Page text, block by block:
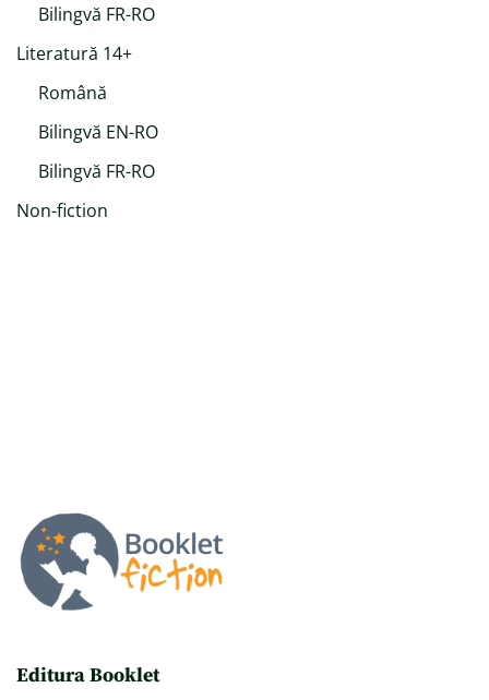
Bilingvă FR-RO
Literatură 14+
Română
Bilingvă EN-RO
Bilingvă FR-RO
Non-fiction
Editura Booklet